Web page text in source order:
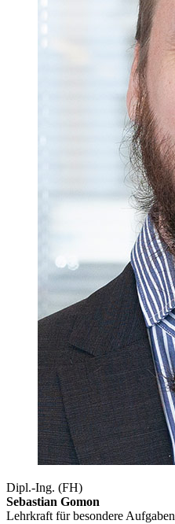
Dipl.-Ing. (FH)
Sebastian Gomon
Lehrkraft für besondere Aufgaben